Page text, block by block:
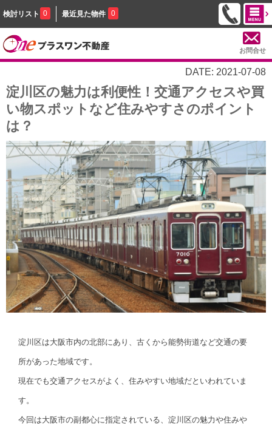
検討リスト 0 最近見た物件 0
お問合せ
DATE: 2021-07-08
淀川区の魅力は利便性！交通アクセスや買
い物スポットなど住みやすさのポイント
は？
淀川区は大阪市内の北部にあり、古くから能勢街道など交通の要
所があった地域です。
現在でも交通アクセスがよく、住みやすい地域だといわれていま
す。
今回は大阪市の副都心に指定されている、淀川区の魅力や住みや